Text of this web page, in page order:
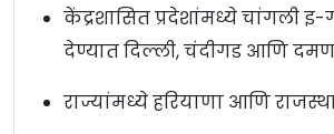
केंद्रशासित प्रदेशांमध्ये चांगली इ-
देण्यात दिल्ली, चंदीगड आणि
राज्यांमध्ये हरियाणा आणि